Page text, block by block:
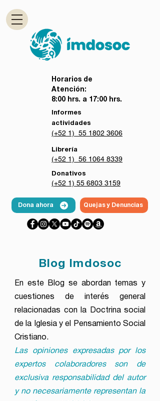
Horarios de
Atención:
8:00 hrs. a 17:00 hrs.
Informes
actividades
(+52 1) 55 1802 3606
Librería
(+52 1) 56 1064 8339
Donativos
(+52 1) 55 6803 3159
Dona ahora Quejas y Denuncias
Blog Imdosoc
En este Blog se abordan temas y
cuestiones de interés general
relacionadas con la Doctrina social
de la Iglesia y el Pensamiento Social
Cristiano.
Las opiniones expresadas por los
expertos colaboradores son de
exclusiva responsabilidad del autor
y no necesariamente representan la